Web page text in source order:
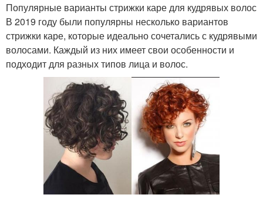
Популярные варианты стрижки каре для кудрявых волос
В 2019 году были популярны несколько вариантов
стрижки каре, которые идеально сочетались с кудрявыми
волосами. Каждый из них имеет свои особенности и
подходит для разных типов лица и волос.